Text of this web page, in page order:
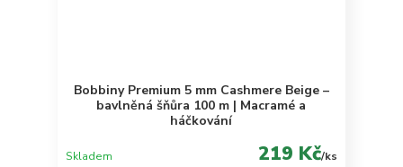
Bobbiny Premium 5 mm Cashmere Beige –
bavlněná šňůra 100 m | Macramé a
háčkování
219 Kč/ks
Skladem